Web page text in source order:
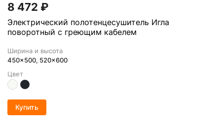
8 472 ₽
Электрический полотенцесушитель Игла
поворотный с греющим кабелем
Ширина и высота
450x500, 520x600
Цвет
Купить